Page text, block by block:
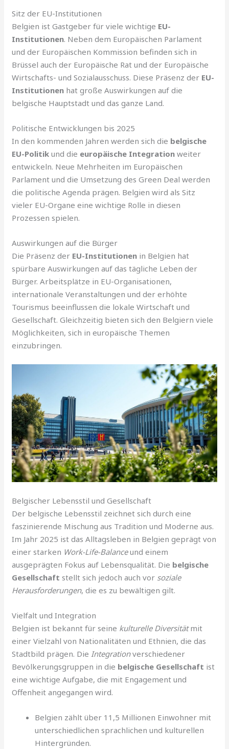
Sitz der EU-Institutionen
Belgien ist Gastgeber für viele wichtige EU-
Institutionen. Neben dem Europäischen Parlament
und der Europäischen Kommission befinden sich in
Brüssel auch der Europäische Rat und der Europäische
Wirtschafts- und Sozialausschuss. Diese Präsenz der EU-
Institutionen hat große Auswirkungen auf die
belgische Hauptstadt und das ganze Land.
Politische Entwicklungen bis 2025
In den kommenden Jahren werden sich die belgische
EU-Politik und die europäische Integration weiter
entwickeln. Neue Mehrheiten im Europäischen
Parlament und die Umsetzung des Green Deal werden
die politische Agenda prägen. Belgien wird als Sitz
vieler EU-Organe eine wichtige Rolle in diesen
Prozessen spielen.
Auswirkungen auf die Bürger
Die Präsenz der EU-Institutionen in Belgien hat
spürbare Auswirkungen auf das tägliche Leben der
Bürger. Arbeitsplätze in EU-Organisationen,
internationale Veranstaltungen und der erhöhte
Tourismus beeinflussen die lokale Wirtschaft und
Gesellschaft. Gleichzeitig bieten sich den Belgiern viele
Möglichkeiten, sich in europäische Themen
einzubringen.
Belgischer Lebensstil und Gesellschaft
Der belgische Lebensstil zeichnet sich durch eine
faszinierende Mischung aus Tradition und Moderne aus.
Im Jahr 2025 ist das Alltagsleben in Belgien geprägt von
einer starken Work-Life-Balanceund einem
ausgeprägten Fokus auf Lebensqualität. Die belgische
Gesellschaft stellt sich jedoch auch vor soziale
Herausforderungen, die es zu bewältigen gilt.
Vielfalt und Integration
Belgien ist bekannt für seine kulturelle Diversitätmit
einer Vielzahl von Nationalitäten und Ethnien, die das
Stadtbild prägen. Die Integrationverschiedener
Bevölkerungsgruppen in die belgische Gesellschaft ist
eine wichtige Aufgabe, die mit Engagement und
Offenheit angegangen wird.
Belgien zählt über 11,5 Millionen Einwohner mit
unterschiedlichen sprachlichen und kulturellen
Hintergründen.